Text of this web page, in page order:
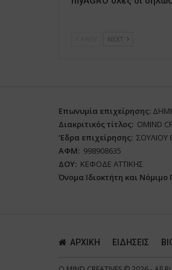
NEXT
Επωνυμία επιχείρησης:
Διακριτικός τίτλος: ΟΜΙΝD
‘Eδρα επιχείρησης: ΣΟΥΛΙΟΥ
ΑΦΜ: 998908635
ΔΟΥ: ΚΕΦΟΔΕ ΑΤΤΙΚΗΣ
Όνομα Ιδιοκτήτη και
ΑΡΧΙΚΗ ΕΙΔΗΣΕΙΣ